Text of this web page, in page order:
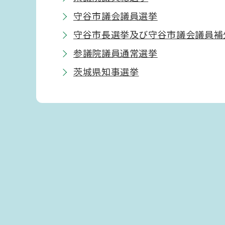
守谷市議会議員選挙
守谷市長選挙及び守谷市議会議員
参議院議員通常選挙
茨城県知事選挙